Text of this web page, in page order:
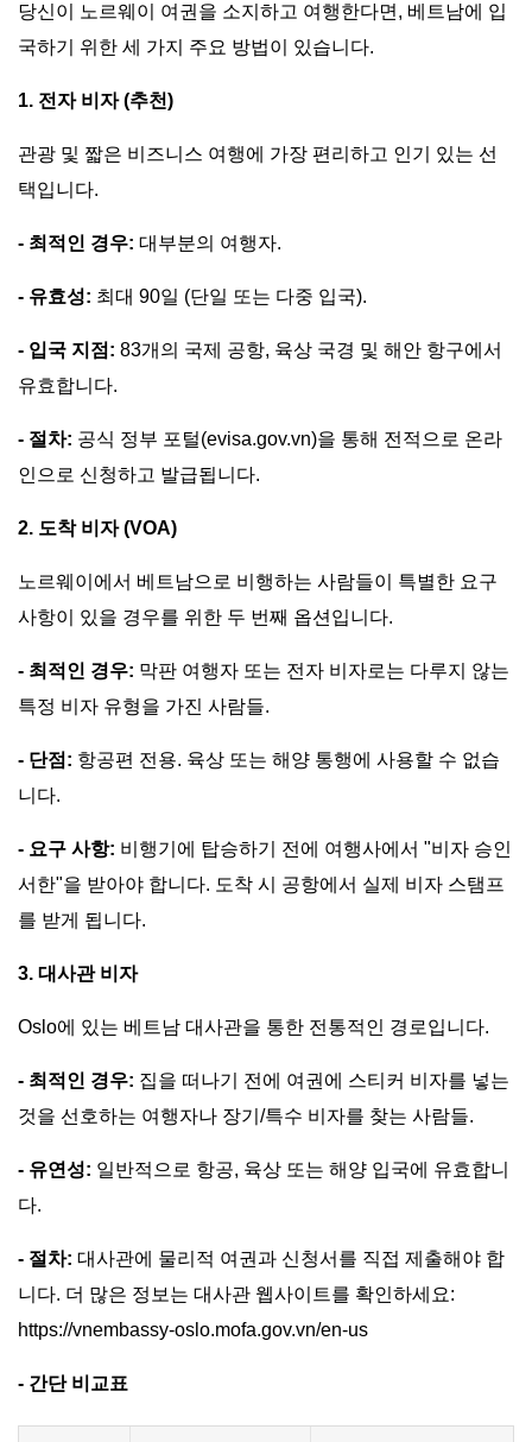
당신이 노르웨이 여권을 소지하고 여행한다면, 베트남에 입
국하기 위한 세 가지 주요 방법이 있습니다.
1. 전자 비자 (추천)
관광 및 짧은 비즈니스 여행에 가장 편리하고 인기 있는 선
택입니다.
- 최적인 경우: 대부분의 여행자.
- 유효성: 최대 90일 (단일 또는 다중 입국).
- 입국 지점: 83개의 국제 공항, 육상 국경 및 해안 항구에서
유효합니다.
- 절차: 공식 정부 포털(evisa.gov.vn)을 통해 전적으로 온라
인으로 신청하고 발급됩니다.
2. 도착 비자 (VOA)
노르웨이에서 베트남으로 비행하는 사람들이 특별한 요구
사항이 있을 경우를 위한 두 번째 옵션입니다.
- 최적인 경우: 막판 여행자 또는 전자 비자로는 다루지 않는
특정 비자 유형을 가진 사람들.
- 단점: 항공편 전용. 육상 또는 해양 통행에 사용할 수 없습
니다.
- 요구 사항: 비행기에 탑승하기 전에 여행사에서 "비자 승인
서한"을 받아야 합니다. 도착 시 공항에서 실제 비자 스탬프
를 받게 됩니다.
3. 대사관 비자
Oslo에 있는 베트남 대사관을 통한 전통적인 경로입니다.
- 최적인 경우: 집을 떠나기 전에 여권에 스티커 비자를 넣는
것을 선호하는 여행자나 장기/특수 비자를 찾는 사람들.
- 유연성: 일반적으로 항공, 육상 또는 해양 입국에 유효합니
다.
- 절차: 대사관에 물리적 여권과 신청서를 직접 제출해야 합
니다. 더 많은 정보는 대사관 웹사이트를 확인하세요:
https://vnembassy-oslo.mofa.gov.vn/en-us
- 간단 비교표